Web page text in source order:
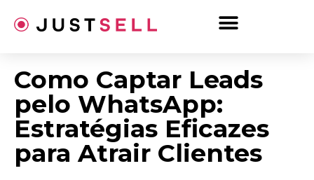
para
Como Captar Leads
pelo WhatsApp:
Estratégias Eficazes
para Atrair Clientes